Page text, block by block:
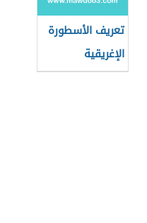
تعريف الأسطورة
الإغريقية